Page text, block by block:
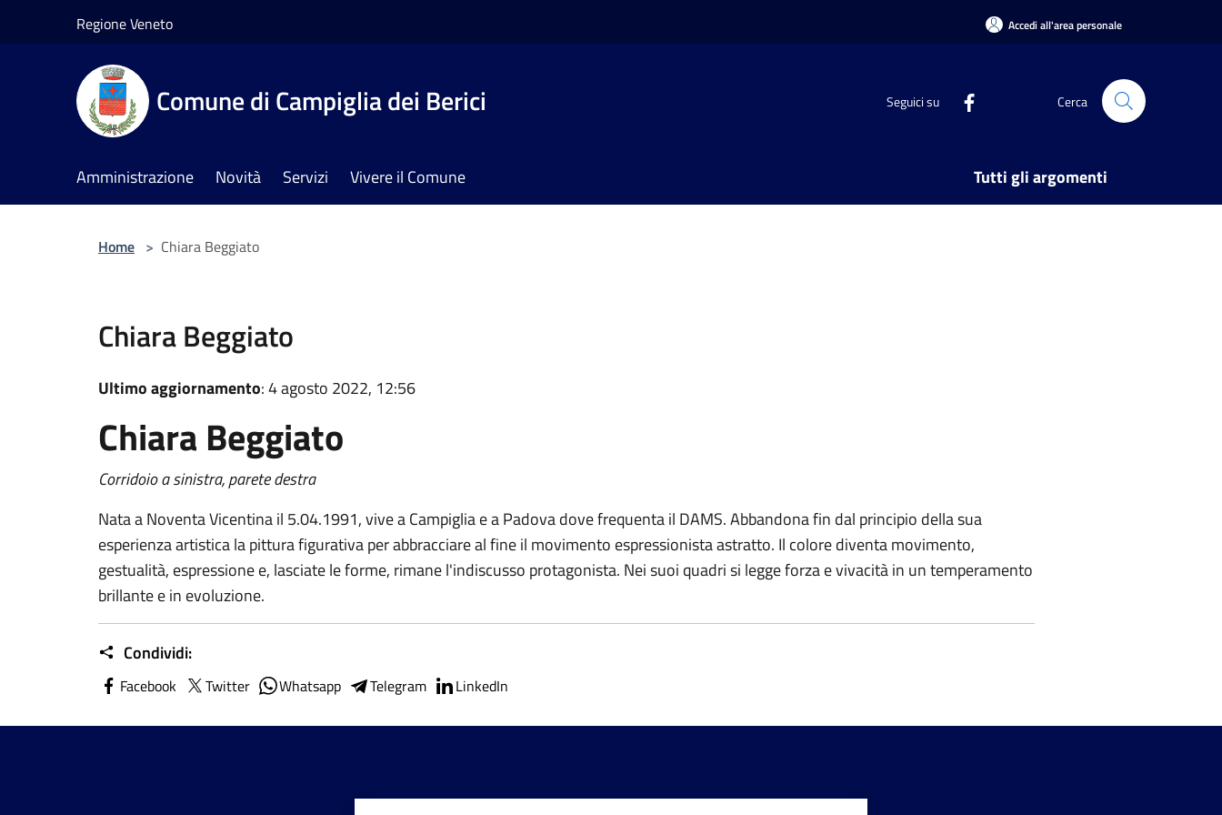
Regione Veneto Accedi all'area personale
Comune di Campiglia dei Berici Seguici su Cerca
Amministrazione Novità Servizi Vivere il Comune Tutti gli argomenti
Home > Chiara Beggiato
Chiara Beggiato
Ultimo aggiornamento: 4 agosto 2022, 12:56
Chiara Beggiato
Corridoio a sinistra, parete destra
Nata a Noventa Vicentina il 5.04.1991, vive a Campiglia e a Padova dove frequenta il DAMS. Abbandona fin dal principio della sua
esperienza artistica la pittura figurativa per abbracciare al fine il movimento espressionista astratto. Il colore diventa movimento,
gestualità, espressione e, lasciate le forme, rimane l'indiscusso protagonista. Nei suoi quadri si legge forza e vivacità in un temperamento
brillante e in evoluzione.
Condividi:
Facebook Twitter Whatsapp Telegram LinkedIn